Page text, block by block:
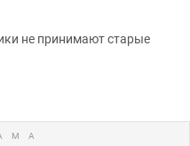
не принимают старые